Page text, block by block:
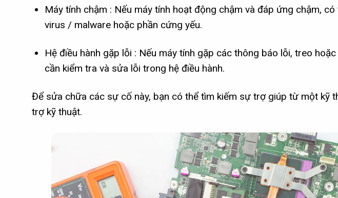
Máy tính chậm : Nếu máy tính hoạt động chậm và đáp ứng chậm,
virus / malware hoặc phần cứng yếu.
Hệ điều hành gặp lỗi : Nếu máy tính gặp các thông báo lỗi, treo
cần kiểm tra và sửa lỗi trong hệ điều hành.
Để sửa chữa các sự cố này, bạn có thể tìm kiếm sự trợ giúp từ một kỹ
trợ kỹ thuật.